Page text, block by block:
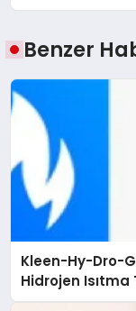
Benzer
Kleen-Hy-Dro-
Hidrojen Isıtma
Düzenleyici